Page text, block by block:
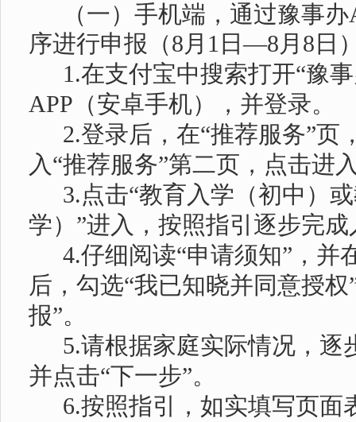
（一）手机端，通过豫事办
序进行申报 （8月1日—8月8日
1.在支付宝中搜索打开“豫
APP（安卓手机），并登录。
2.登录后，在“推荐服务”页
入“推荐服务”第二页，点击进
3.点击“教育入学（初中）
学）”进入，按照指引逐步完
4.仔细阅读“申请须知”，并
后，勾选“我已知晓并同意授权
报”。
5.请根据家庭实际情况，逐
并点击“下一步”。
6.按照指引，如实填写页面